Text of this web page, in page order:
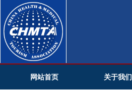
网站首页 关于我们